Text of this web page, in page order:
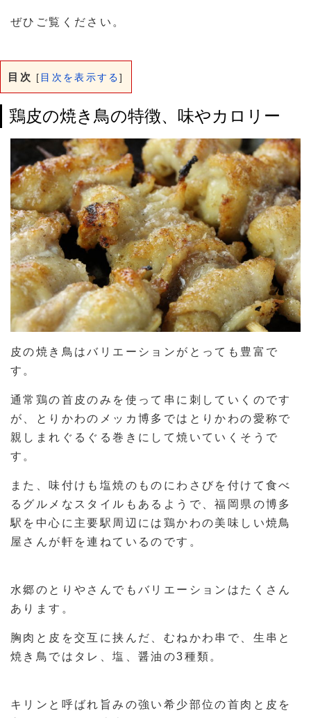
ぜひご覧ください。
目次 [ 目次を表示する]
鶏皮の焼き鳥の特徴、味やカロリー
皮の焼き鳥はバリエーションがとっても豊富で
す。
通常鶏の首皮のみを使って串に刺していくのです
が、とりかわのメッカ博多ではとりかわの愛称で
親しまれぐるぐる巻きにして焼いていくそうで
す。
また、味付けも塩焼のものにわさびを付けて食べ
るグルメなスタイルもあるようで、福岡県の博多
駅を中心に主要駅周辺には鶏かわの美味しい焼鳥
屋さんが軒を連ねているのです。
水郷のとりやさんでもバリエーションはたくさん
あります。
胸肉と皮を交互に挟んだ、むねかわ串で、生串と
焼き鳥ではタレ、塩、醤油の3種類。
キリンと呼ばれ旨みの強い希少部位の首肉と皮を